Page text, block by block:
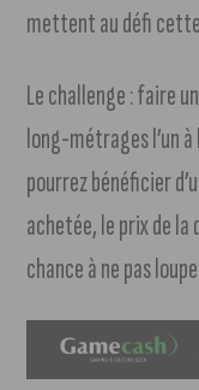
mettent au défi
Le challenge : faire
long-métrages l’un
pourrez bénéficier
achetée, le prix de
chance à ne pas